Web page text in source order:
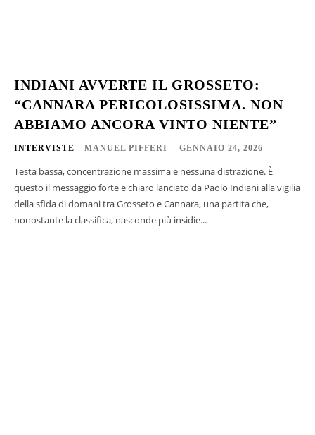
INDIANI AVVERTE IL GROSSETO:
“CANNARA PERICOLOSISSIMA. NON
ABBIAMO ANCORA VINTO NIENTE”
INTERVISTE MANUEL PIFFERI - GENNAIO 24, 2026
Testa bassa, concentrazione massima e nessuna distrazione. È
questo il messaggio forte e chiaro lanciato da Paolo Indiani alla vigilia
della sfida di domani tra Grosseto e Cannara, una partita che,
nonostante la classifica, nasconde più insidie...